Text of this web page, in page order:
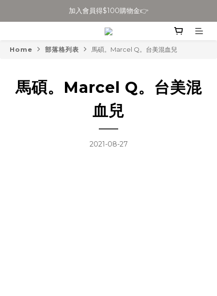
全館滿$699免運
加入會員得$100購物金👉
全館滿$699免運
Home 部落格列表 馬碩。Marcel Q。台美混血兒
馬碩。Marcel Q。台美混
血兒
2021-08-27